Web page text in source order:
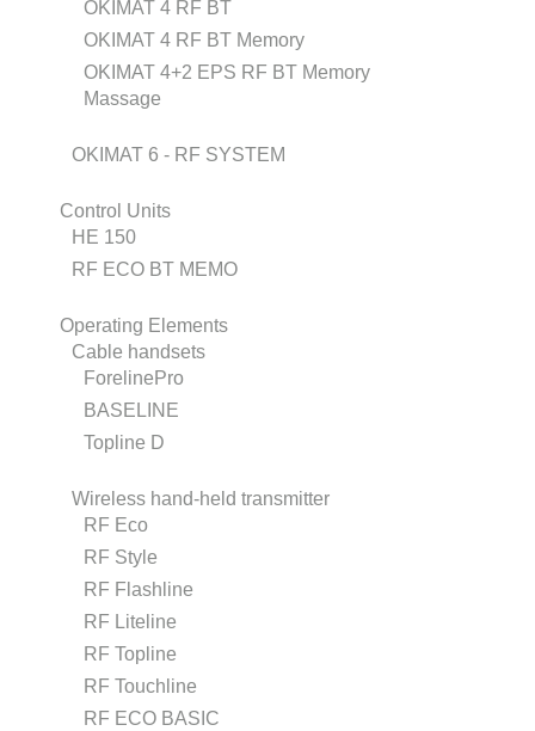
OKIMAT 4 RF BT
OKIMAT 4 RF BT Memory
OKIMAT 4+2 EPS RF BT Memory
Massage
OKIMAT 6 - RF SYSTEM
Control Units
HE 150
RF ECO BT MEMO
Operating Elements
Cable handsets
ForelinePro
BASELINE
Topline D
Wireless hand-held transmitter
RF Eco
RF Style
RF Flashline
RF Liteline
RF Topline
RF Touchline
RF ECO BASIC